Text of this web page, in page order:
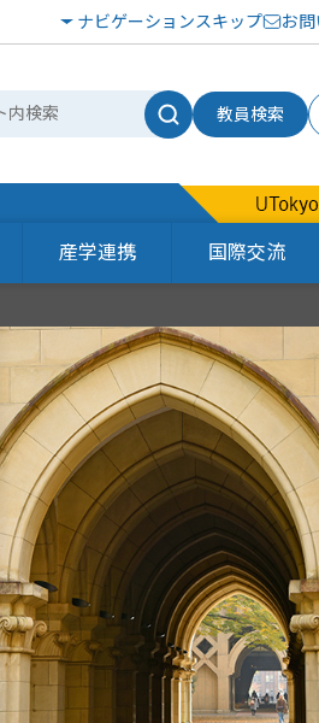
ナビゲーションスキップ お
教員検索
産学連携 国際交流